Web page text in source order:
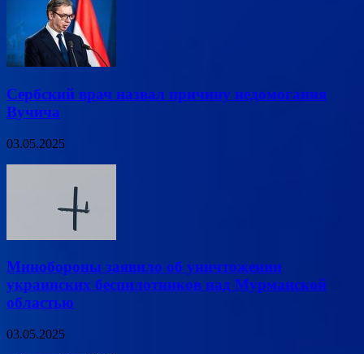
Сербский врач назвал причину недомогания
Вучича
03.05.2025
Минобороны заявило об уничтожении
украинских беспилотников над Мурманской
областью
03.05.2025